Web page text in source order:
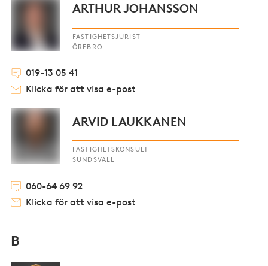
ARTHUR JOHANSSON
FASTIGHETSJURIST
ÖREBRO
019-13 05 41
Klicka för att visa e-post
ARVID LAUKKANEN
FASTIGHETSKONSULT
SUNDSVALL
060-64 69 92
Klicka för att visa e-post
B